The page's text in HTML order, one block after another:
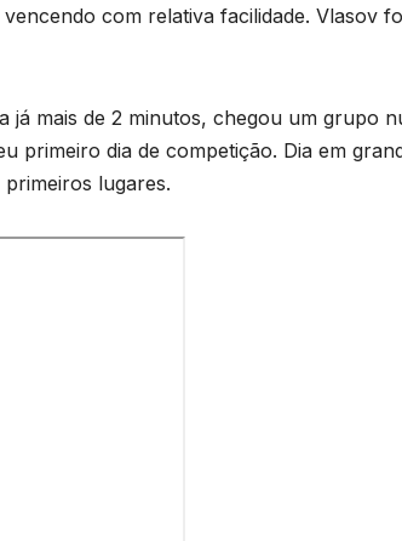
com relativa facilidade. Vlasov
mais de 2 minutos, chegou um grupo
primeiro dia de competição. Dia em
lugares.